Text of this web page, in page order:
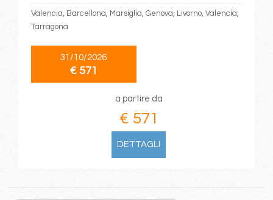
Valencia, Barcellona, Marsiglia, Genova, Livorno, Valencia,
Tarragona
31/10/2026
€ 571
a partire da
€ 571
DETTAGLI